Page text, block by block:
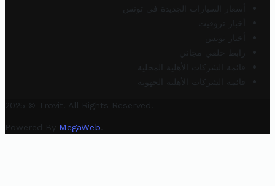
أسعار السيارات الجديدة في تونس
أخبار تروفيت
أخبار تونس
رابط خلفي مجاني
قائمة الشركات الأهلية المحلية
قائمة الشركات الأهلية الجهوية
2025 © Trovit. All Rights Reserved.
Powered By MegaWeb